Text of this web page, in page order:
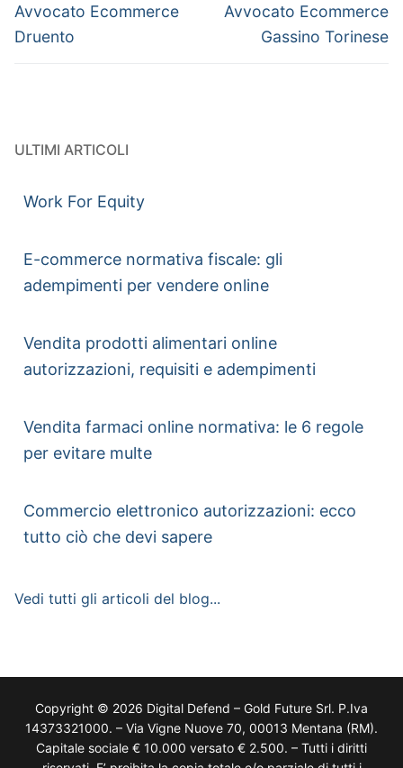
Avvocato Ecommerce
Druento
Avvocato Ecommerce
Gassino Torinese
ULTIMI ARTICOLI
Work For Equity
E-commerce normativa fiscale: gli
adempimenti per vendere online
Vendita prodotti alimentari online
autorizzazioni, requisiti e adempimenti
Vendita farmaci online normativa: le 6 regole
per evitare multe
Commercio elettronico autorizzazioni: ecco
tutto ciò che devi sapere
Vedi tutti gli articoli del blog...
Copyright © 2026 Digital Defend – Gold Future Srl. P.Iva
14373321000. – Via Vigne Nuove 70, 00013 Mentana (RM).
Capitale sociale € 10.000 versato € 2.500. – Tutti i diritti